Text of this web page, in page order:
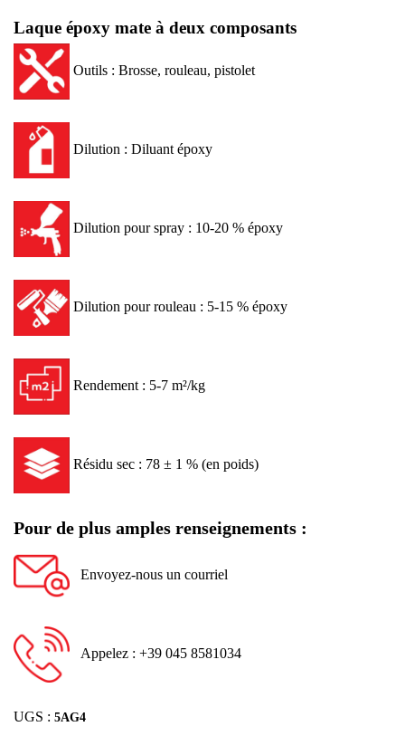
Laque époxy mate à deux composants
Outils : Brosse, rouleau, pistolet
Dilution : Diluant époxy
Dilution pour spray : 10-20 % époxy
Dilution pour rouleau : 5-15 % époxy
Rendement : 5-7 m²/kg
Résidu sec : 78 ± 1 % (en poids)
Pour de plus amples renseignements :
Envoyez-nous un courriel
Appelez : +39 045 8581034
UGS : 5AG4